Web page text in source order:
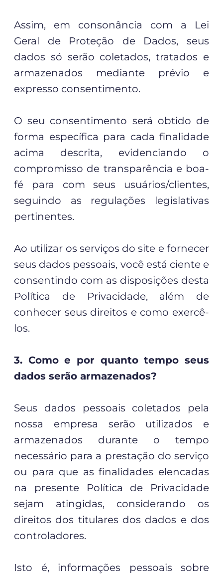
Assim, em consonância com a Lei
Geral de Proteção de Dados, seus
dados só serão coletados, tratados e
armazenados mediante prévio e
expresso consentimento.
O seu consentimento será obtido de
forma específica para cada finalidade
acima descrita, evidenciando o
compromisso de transparência e boa-
fé para com seus usuários/clientes,
seguindo as regulações legislativas
pertinentes.
Ao utilizar os serviços do site e fornecer
seus dados pessoais, você está ciente e
consentindo com as disposições desta
Política de Privacidade, além de
conhecer seus direitos e como exercê-
los.
3. Como e por quanto tempo seus
dados serão armazenados?
Seus dados pessoais coletados pela
nossa empresa serão utilizados e
armazenados durante o tempo
necessário para a prestação do serviço
ou para que as finalidades elencadas
na presente Política de Privacidade
sejam atingidas, considerando os
direitos dos titulares dos dados e dos
controladores.
Isto é, informações pessoais sobre